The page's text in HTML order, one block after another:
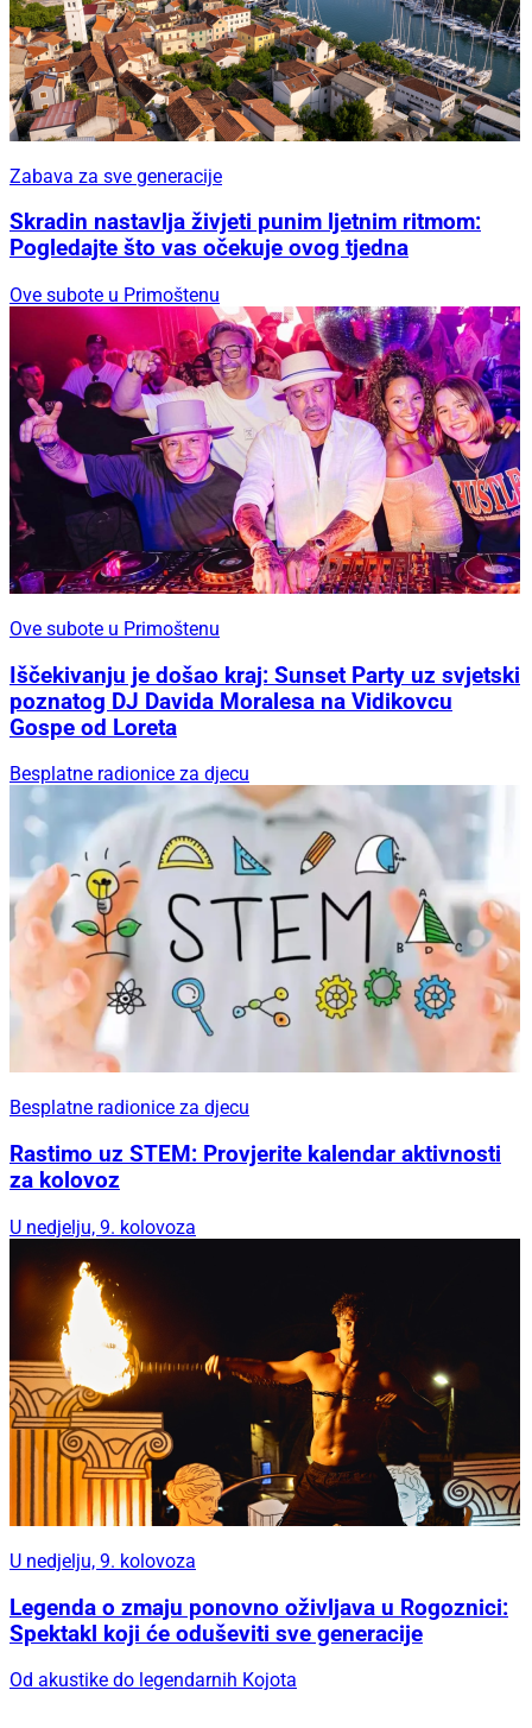
Zabava za sve generacije
Skradin nastavlja živjeti punim ljetnim ritmom:
Pogledajte što vas očekuje ovog tjedna
Ove subote u Primoštenu
Ove subote u Primoštenu
Iščekivanju je došao kraj: Sunset Party uz svjetski
poznatog DJ Davida Moralesa na Vidikovcu
Gospe od Loreta
Besplatne radionice za djecu
Besplatne radionice za djecu
Rastimo uz STEM: Provjerite kalendar aktivnosti
za kolovoz
U nedjelju, 9. kolovoza
U nedjelju, 9. kolovoza
Legenda o zmaju ponovno oživljava u Rogoznici:
Spektakl koji će oduševiti sve generacije
Od akustike do legendarnih Kojota